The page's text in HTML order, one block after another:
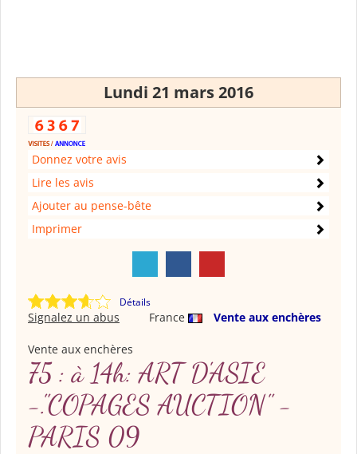
Lundi 21 mars 2016
Donnez votre avis
Lire les avis
Ajouter au pense-bête
Imprimer
Détails
France Vente aux enchères
Signalez un abus
Vente aux enchères
75 : à 14h: ART D'ASIE
-."COPAGES AUCTION" -
PARIS 09